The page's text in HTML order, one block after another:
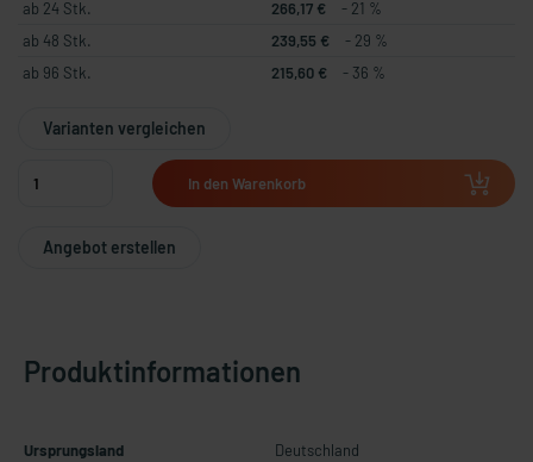
ab 24 Stk.
266,17 €
- 21 %
ab 48 Stk.
239,55 €
- 29 %
ab 96 Stk.
215,60 € - 36 %
Varianten vergleichen
In den Warenkorb
Angebot erstellen
Produktinformationen
Ursprungsland Deutschland